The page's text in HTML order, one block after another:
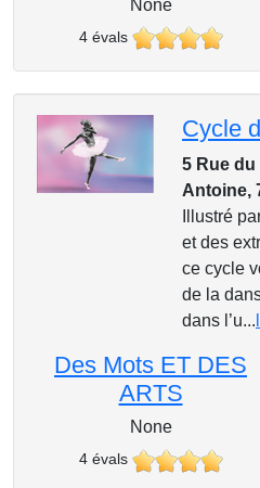
None
4 évals
5 Rue
Antoine,
Illustré
et des
ce cycle
de la
dans l’u...
Des Mots ET DES
ARTS
None
4 évals